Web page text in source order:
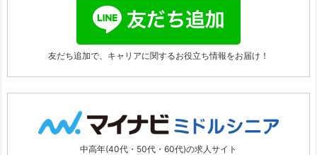
友だち追加で、キャリアに関するお役立ち情報をお届け！
中高年(40代・50代・60代)の求人サイト